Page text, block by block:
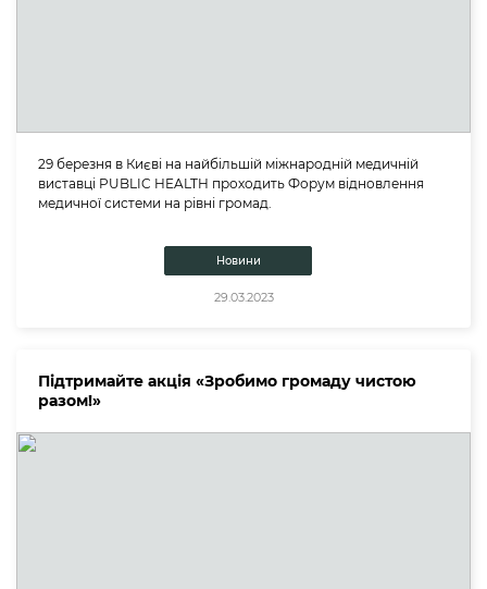
29 березня в Києві на найбільшій міжнародній медичній
виставці PUBLIC HEALTH проходить Форум відновлення
медичної системи на рівні громад.
Новини
29.03.2023
Підтримайте акція «Зробимо громаду чистою
разом!»